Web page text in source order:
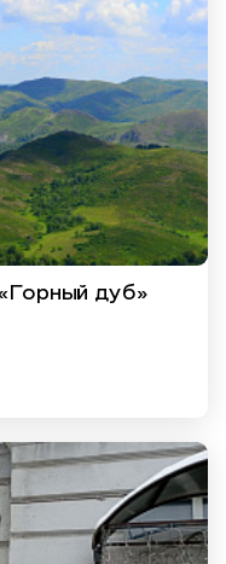
дуб»